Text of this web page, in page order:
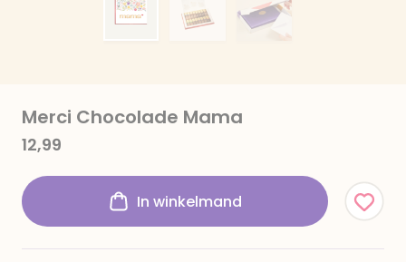
Merci Chocolade Mama
12,99
In winkelmand